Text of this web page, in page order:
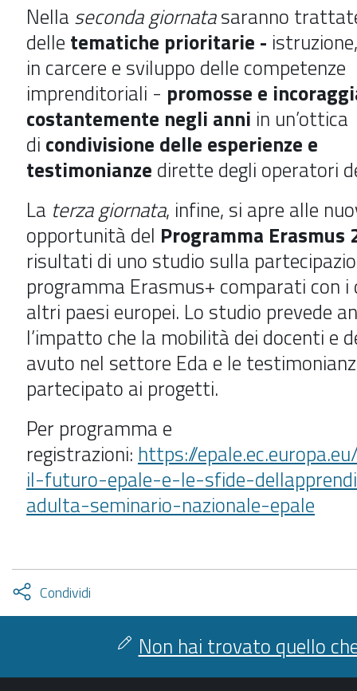
Nella seconda giornatasaranno
delle tematiche prioritarie -
in carcere e sviluppo delle competenze
imprenditoriali - promosse e
costantemente negli anni in un’ottica
di condivisione delle esperienze e
testimonianze dirette degli operatori
La terza giornata, infine, si apre alle
opportunità del Programma Erasmus
risultati di uno studio sulla
programma Erasmus+ comparati con i
altri paesi europei. Lo studio prevede
l’impatto che la mobilità dei docenti e
avuto nel settore Eda e le
partecipato ai progetti.
Per programma e
registrazioni: https://
il-futuro-epale-e-le-sfide-
adulta-seminario-nazionale-epale
Condividi
facebook
twitter
Attiva
condividi
Non hai trovato quello